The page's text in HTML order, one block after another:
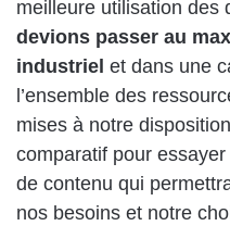
meilleure utilisation des
devions passer au
industriel et dans une
l’ensemble des
mises à notre
comparatif pour
de contenu qui
nos besoins et notre